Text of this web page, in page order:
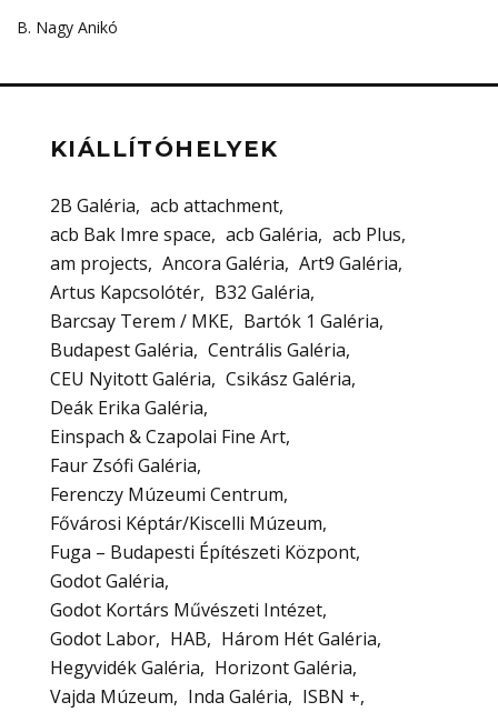
B. Nagy Anikó
KIÁLLÍTÓHELYEK
2B Galéria
acb attachment
acb Bak Imre space
acb Galéria
acb Plus
am projects
Ancora Galéria
Art9 Galéria
Artus Kapcsolótér
B32 Galéria
Barcsay Terem / MKE
Bartók 1 Galéria
Budapest Galéria
Centrális Galéria
CEU Nyitott Galéria
Csikász Galéria
Deák Erika Galéria
Einspach & Czapolai Fine Art
Faur Zsófi Galéria
Ferenczy Múzeumi Centrum
Fővárosi Képtár/Kiscelli Múzeum
Fuga – Budapesti Építészeti Központ
Godot Galéria
Godot Kortárs Művészeti Intézet
Godot Labor
HAB
Három Hét Galéria
Hegyvidék Galéria
Horizont Galéria
Vajda Múzeum
Inda Galéria
ISBN +